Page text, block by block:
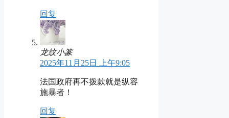
回复
龙纹小篆
2025年11月25日 上午9:05
法国政府再不拨款就是纵容
施暴者！
回复